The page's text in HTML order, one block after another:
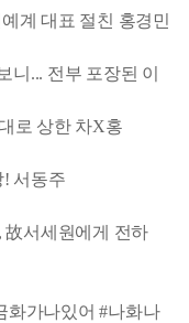
계 대표 절친 홍경민
니... 전부 포장된 이
로 상한 차X홍
! 서동주
서세원에게 전하
화가나있어 #나화나